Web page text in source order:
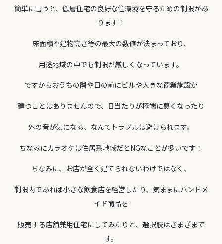
簡単に言うと、低層住宅の良好な住環境を守るための制限があ
ります！
床面積や建物高さ等の最大の数値が決まっており、
用途地域の中でも制限が厳しくなっています。
ですからおうちの隣や目の前にビルや大きな商業施設が
建つことはありませんので、日当たりが極端に悪くなったり
外の音が気になる、なんてトラブルは避けられます。
ちなみにカラオケは住居系地域だとNGなことが多いです！
ちなみに、お店が全く建てられないわけではなく、
制限内であれば小さな飲食店を経営したり、気ままにハンドメ
イド商品を
販売する店舗兼用住宅にしてみたりと、選択肢はさまざまで
す。